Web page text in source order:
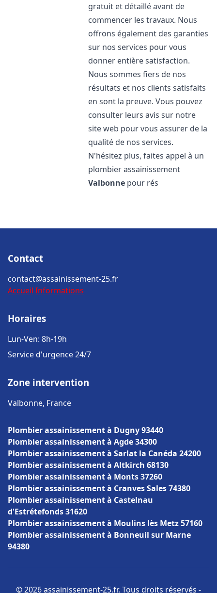
gratuit et détaillé avant de
commencer les travaux. Nous
offrons également des garanties
sur nos services pour vous
donner entière satisfaction.
Nous sommes fiers de nos
résultats et nos clients satisfaits
en sont la preuve. Vous pouvez
consulter leurs avis sur notre
site web pour vous assurer de la
qualité de nos services.
N'hésitez plus, faites appel à un
plombier assainissement
Valbonne pour rés
Contact
contact@assainissement-25.fr
Accueil Informations
Horaires
Lun-Ven: 8h-19h
Service d'urgence 24/7
Zone intervention
Valbonne, France
Plombier assainissement à Dugny 93440
Plombier assainissement à Agde 34300
Plombier assainissement à Sarlat la Canéda 24200
Plombier assainissement à Altkirch 68130
Plombier assainissement à Monts 37260
Plombier assainissement à Cranves Sales 74380
Plombier assainissement à Castelnau
d'Estrétefonds 31620
Plombier assainissement à Moulins lès Metz 57160
Plombier assainissement à Bonneuil sur Marne
94380
© 2026 assainissement-25.fr. Tous droits réservés -